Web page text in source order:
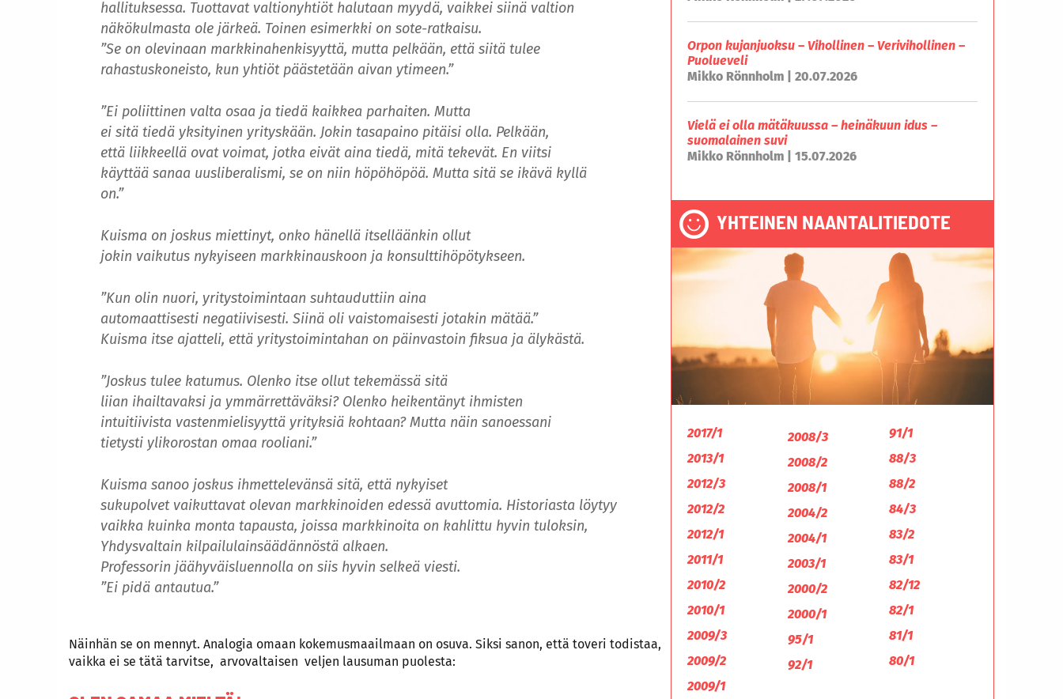
hallituksessa. Tuottavat valtionyhtiöt halutaan myydä, vaikkei siinä valtion
näkökulmasta ole järkeä. Toinen esimerkki on sote-ratkaisu.
”Se on olevinaan markkinahenkisyyttä, mutta pelkään, että siitä tulee
rahastuskoneisto, kun yhtiöt päästetään aivan ytimeen.”
”Ei poliittinen valta osaa ja tiedä kaikkea parhaiten. Mutta
ei sitä tiedä yksityinen yrityskään. Jokin tasapaino pitäisi olla. Pelkään,
että liikkeellä ovat voimat, jotka eivät aina tiedä, mitä tekevät. En viitsi
käyttää sanaa uusliberalismi, se on niin höpöhöpöä. Mutta sitä se ikävä kyllä
on.”
Kuisma on joskus miettinyt, onko hänellä itselläänkin ollut
jokin vaikutus nykyiseen markkinauskoon ja konsulttihöpötykseen.
”Kun olin nuori, yritystoimintaan suhtauduttiin aina
automaattisesti negatiivisesti. Siinä oli vaistomaisesti jotakin mätää.”
Kuisma itse ajatteli, että yritystoimintahan on päinvastoin fiksua ja älykästä.
”Joskus tulee katumus. Olenko itse ollut tekemässä sitä
liian ihailtavaksi ja ymmärrettäväksi? Olenko heikentänyt ihmisten
intuitiivista vastenmielisyyttä yrityksiä kohtaan? Mutta näin sanoessani
tietysti ylikorostan omaa rooliani.”
Kuisma sanoo joskus ihmettelevänsä sitä, että nykyiset
sukupolvet vaikuttavat olevan markkinoiden edessä avuttomia. Historiasta löytyy
vaikka kuinka monta tapausta, joissa markkinoita on kahlittu hyvin tuloksin,
Yhdysvaltain kilpailulainsäädännöstä alkaen.
Professorin jäähyväisluennolla on siis hyvin selkeä viesti.
”Ei pidä antautua.”
Näinhän se on mennyt. Analogia omaan kokemusmaailmaan on osuva. Siksi sanon, että toveri todistaa,
vaikka ei se tätä tarvitse, arvovaltaisen veljen lausuman puolesta:
Orpon kujanjuoksu – Vihollinen – Verivihollinen –
Puolueveli
Mikko Rönnholm | 20.07.2026
Vielä ei olla mätäkuussa – heinäkuun idus –
suomalainen suvi
Mikko Rönnholm | 15.07.2026
YHTEINEN NAANTALITIEDOTE
2017/1
2013/1
2012/3
2012/2
2012/1
2011/1
2010/2
2010/1
2009/3
2009/2
2009/1
2008/3
2008/2
2008/1
2004/2
2004/1
2003/1
2000/2
2000/1
95/1
92/1
91/1
88/3
88/2
84/3
83/2
83/1
82/12
82/1
81/1
80/1